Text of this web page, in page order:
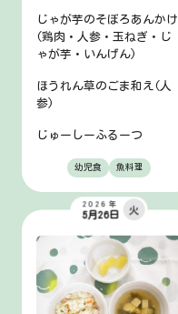
じゃが芋のそぼろあんかけ
(鶏肉・人参・玉ねぎ・じ
ゃが芋・いんげん)
ほうれん草のごま和え(人
参)
じゅーしーふるーつ
幼児食 魚料理
2026年
5月26日
火